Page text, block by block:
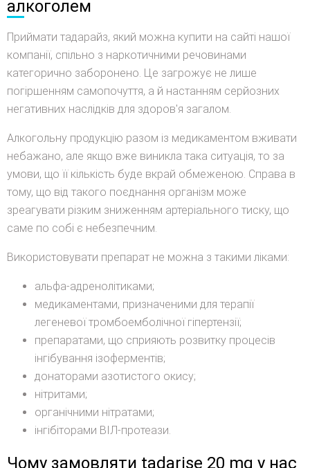
алкоголем
Приймати тадарайз, який можна купити на сайті нашої
компанії, спільно з наркотичними речовинами
категорично заборонено. Це загрожує не лише
погіршенням самопочуття, а й настанням серйозних
негативних наслідків для здоров'я загалом.
Алкогольну продукцію разом із медикаментом вживати
небажано, але якщо вже виникла така ситуація, то за
умови, що її кількість буде вкрай обмеженою. Справа в
тому, що від такого поєднання організм може
зреагувати різким зниженням артеріального тиску, що
саме по собі є небезпечним.
Використовувати препарат не можна з такими ліками:
альфа-адренолітиками;
медикаментами, призначеними для терапії
легеневої тромбоемболічної гіпертензії;
препаратами, що сприяють розвитку процесів
інгібування ізоферментів;
донаторами азотистого окису;
нітритами;
органічними нітратами;
інгібіторами ВІЛ-протеази.
Чому замовляти tadarise 20 mg у нас